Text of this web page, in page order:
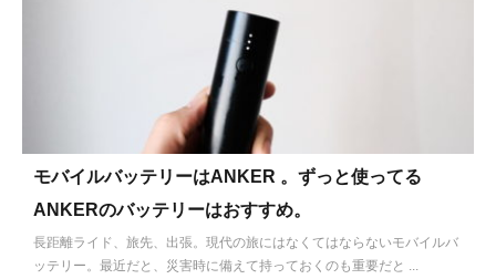
モバイルバッテリーはANKER 。ずっと使ってる
ANKERのバッテリーはおすすめ。
長距離ライド、旅先、出張。現代の旅にはなくてはならないモバイルバ
ッテリー。最近だと、災害時に備えて持っておくのも重要だと ...